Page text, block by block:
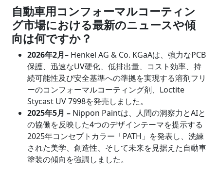
自動車用コンフォーマルコーティン
グ市場における最新のニュースや傾
向は何ですか？
2026年2月– Henkel AG & Co. KGaAは、強力なPCB
保護、迅速なUV硬化、低排出量、コスト効率、持
続可能性及び安全基準への準拠を実現する溶剤フリ
ーのコンフォーマルコーティング剤、Loctite
Stycast UV 7998を発売しました。
2025年5月 – Nippon Paintは、人間の洞察力とAIと
の協働を反映した4つのデザインテーマを提示する
2025年コンセプトカラー「PATH」を発表し、洗練
された美学、創造性、そして未来を見据えた自動車
塗装の傾向を強調しました。